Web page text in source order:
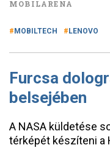
MOBILARENA
MOBILTECH LENOVO
Furcsa
belsejében
A NASA küldetése
térképét készíteni a